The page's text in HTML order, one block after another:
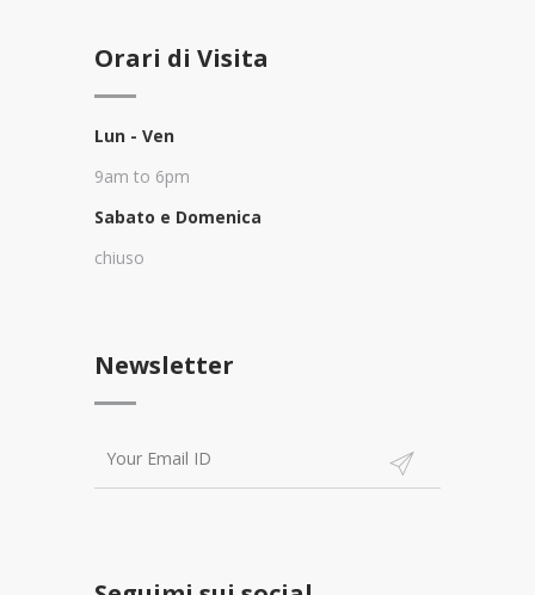
Orari di Visita
Lun - Ven
9am to 6pm
Sabato e Domenica
chiuso
Newsletter